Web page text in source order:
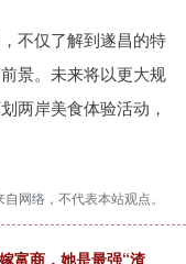
不仅了解到遂昌的特
景。未来将以更大规
两岸美食体验活动，
网络，不代表本站观点。
富商，她是最强“渣